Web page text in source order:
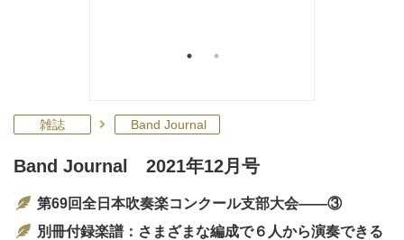
雑誌 Band Journal
Band Journal 2021年12月号
第69回全日本吹奏楽コンクール支部大会――③
別冊付録楽譜：さまざまな編成で６人から演奏できる